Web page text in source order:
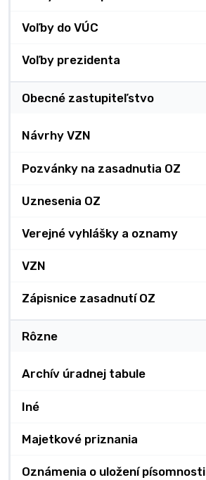
Voľby do VÚC
Voľby prezidenta
Obecné zastupiteľstvo
Návrhy VZN
Pozvánky na zasadnutia OZ
Uznesenia OZ
Verejné vyhlášky a oznamy
VZN
Zápisnice zasadnutí OZ
Rôzne
Archív úradnej tabule
Iné
Majetkové priznania
Oznámenia o uložení písomnosti